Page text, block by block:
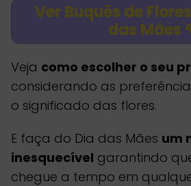
Ver Buquês de
das Mães
Veja como escolher o seu
considerando as
o significado das flores.
E faça do Dia das Mães um
inesquecível garantindo
chegue a tempo em